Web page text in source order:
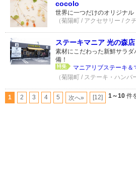
cocolo
世界に一つだけのオリジナ
（菊陽町 / アクセサリー / ク
ステーキマニア 光の森店
素材にこだわった新鮮サラ
備！
マニアリブステーキ
（菊陽町 / ステーキ・ハンバ
1 2 3 4 5 次へ» [12] 1～10 件